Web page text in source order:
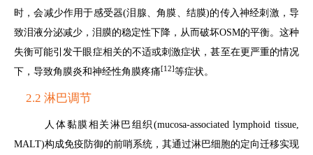
时，会减少作用于感受器(泪腺、角膜、结膜)的传入神经刺激，导
致泪液分泌减少，泪膜的稳定性下降，从而破坏OSM的平衡。这种
失衡可能引发干眼症相关的不适或刺激症状，甚至在更严重的情况
下，导致角膜炎和神经性角膜疼痛[12]等症状。
2.2 淋巴调节
人体黏膜相关淋巴组织(mucosa-associated lymphoid tissue,
MALT)构成免疫防御的前哨系统，其通过淋巴细胞的定向迁移实现